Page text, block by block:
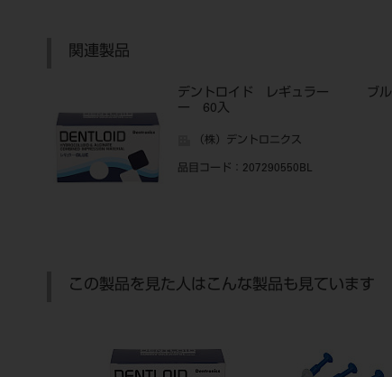
関連製品
デントロイド レギュラー ブル
ー 60入
（株）デントロニクス
品目コード ：207290550BL
この製品を見た人はこんな製品も見ています